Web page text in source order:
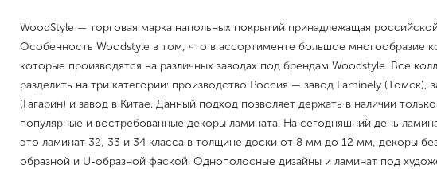
WoodStyle — торговая марка напольных покрытий принадлежащая
Особенность Woodstyle в том, что в ассортименте большое многообразие
которые производятся на различных заводах под брендам Woodstyle. Все
разделить на три категории: производство Россия — завод Laminely (Томск),
(Гагарин) и завод в Китае. Данный подход позволяет держать в наличии
популярные и востребованные декоры ламината. На сегодняшний день
это ламинат 32, 33 и 34 класса в толщине доски от 8 мм до 12 мм, декоры
образной и U-образной фаской. Однополосные дизайны и ламинат под